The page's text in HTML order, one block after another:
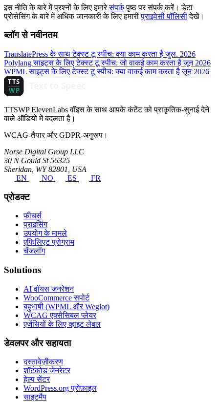
इस नीति के बारे में प्रश्नों के लिए हमारेसंपर्कपृष्ठ पर संपर्क करें। डेटा
प्रोसेसिंग के बारे में अधिक जानकारी के लिए हमारीप्राइवेसी पॉलिसीदेखें।
ब्लॉग से नवीनतम
TranslatePress के साथ टेक्स्ट टू स्पीच: क्या काम करता है जुल. 2026
Polylang साइट्स के लिए टेक्स्ट टू स्पीच: जो वाकई काम करता है जून 2026
WPML साइट्स के लिए टेक्स्ट टू स्पीच: क्या वाकई काम करता है जून 2026
TTSWP ElevenLabs वॉइस के साथ आपके कंटेंट को प्राकृतिक-सुनाई देने
वाले ऑडियो में बदलता है।
WCAG-तैयार और GDPR-अनुरूप।
Norse Digital Group LLC
30 N Gould St 56325
Sheridan, WY 82801, USA
EN
NO ES FR
प्रोडक्ट
फीचर्स
प्राइसिंग
उपयोग के मामले
एफिलिएट प्रोग्राम
चेंजलॉग
Solutions
AI वॉयस जनरेशन
WooCommerce सपोर्ट
बहुभाषी (WPML और Weglot)
WCAG एक्सेसिबल प्लेयर
एजेंसियों के लिए व्हाइट लेबल
डेवलपर और सहायता
दस्तावेज़ीकरण
शॉर्टकोड जेनरेटर
हेल्प सेंटर
WordPress.org प्रोफ़ाइल
साइटमैप